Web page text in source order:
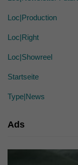
Loc|Production
Loc|Right
Loc|Showreel
Startseite
Type|News
Ads